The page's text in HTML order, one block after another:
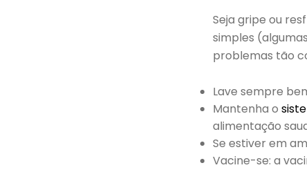
Seja gripe ou
simples
problemas tão
Lave sempre
Mantenha o
alimentação
Se estiver em
Vacine-se: a